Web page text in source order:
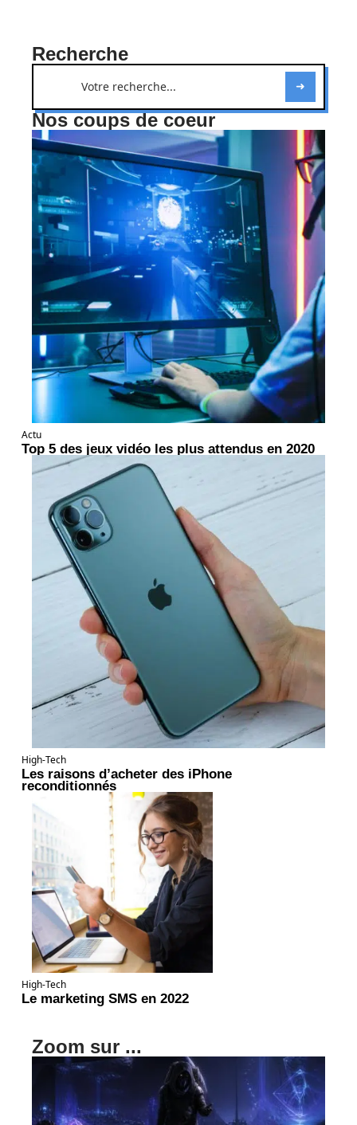
Recherche
Nos coups de coeur
Actu
Top 5 des jeux vidéo les plus attendus en 2020
High-Tech
Les raisons d’acheter des iPhone
reconditionnés
High-Tech
Le marketing SMS en 2022
Zoom sur ...